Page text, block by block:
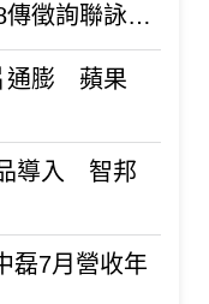
徵詢聯詠
通膨 蘋果
導入 智邦
磊7月營收年